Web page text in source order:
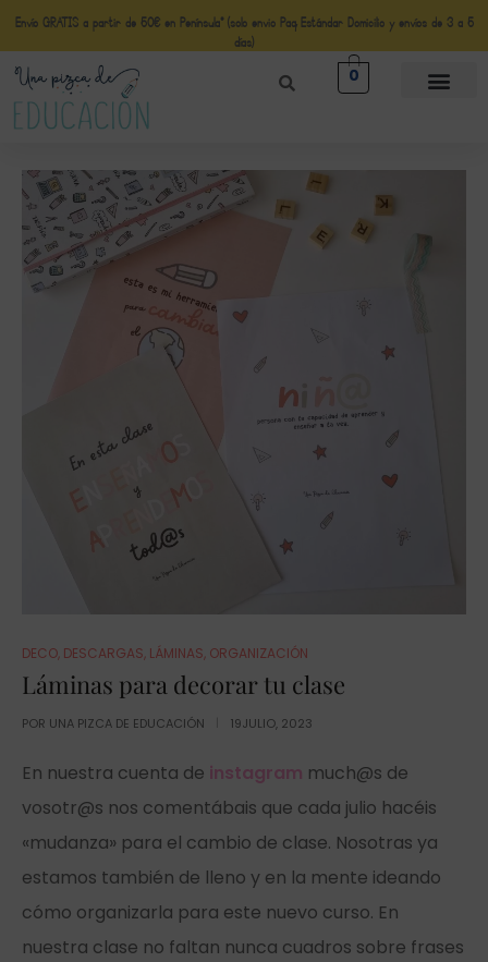
Envío GRATIS a partir de 50€ en Península* (solo envio Paq Estándar Domicilio y envíos de 3 a 5
días)
0
DECO, DESCARGAS, LÁMINAS, ORGANIZACIÓN
Láminas para decorar tu clase
POR UNA PIZCA DE EDUCACIÓN 19JULIO, 2023
En nuestra cuenta de instagram much@s de
vosotr@s nos comentábais que cada julio hacéis
«mudanza» para el cambio de clase. Nosotras ya
estamos también de lleno y en la mente ideando
cómo organizarla para este nuevo curso. En
nuestra clase no faltan nunca cuadros sobre frases